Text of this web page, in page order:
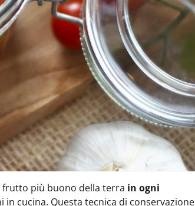
frutto più buono della terra in ogni
cucina. Questa tecnica di conservazione